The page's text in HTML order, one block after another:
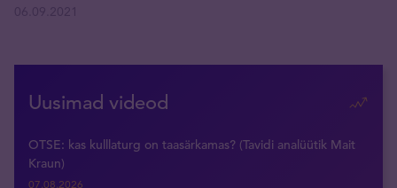
Uusimad videod
OTSE: kas kulllaturg on taasärkamas? (Tavidi analüütik Mait
Kraun)
07.08.2026